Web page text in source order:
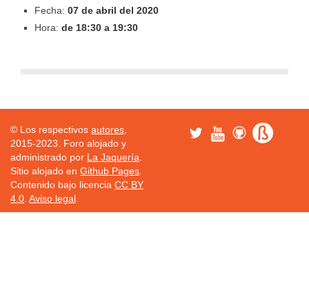
Fecha: 07 de abril del 2020
Hora: de 18:30 a 19:30
© Los respectivos autores
2015-2023. Foro alojado y
administrado por La Jaquería
Sitio alojado en Github Pages
Contenido bajo licencia CC BY
4.0 Aviso legal